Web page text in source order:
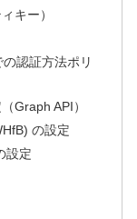
キー）
認証方法ポリ
Graph API）
の設定
設定